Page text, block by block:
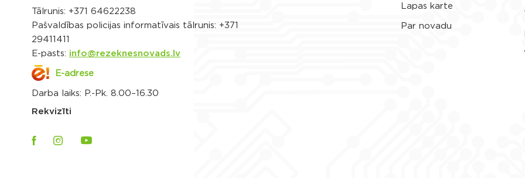
Tālrunis: +371 64622238
Pašvaldības policijas informatīvais tālrunis: +371
29411411
E-pasts: info@rezeknesnovads.lv
E-adrese
Darba laiks: P.-Pk. 8.00–16.30
Rekvizīti
Lapas karte
Par novadu